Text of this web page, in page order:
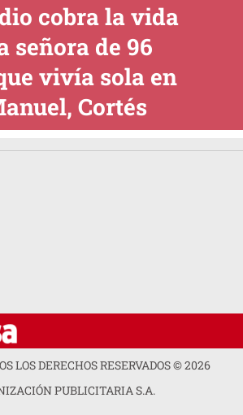
cobra la vida
señora de 96
vivía sola en
Cortés
LOS DERECHOS RESERVADOS ©2026
PUBLICITARIA S.A.